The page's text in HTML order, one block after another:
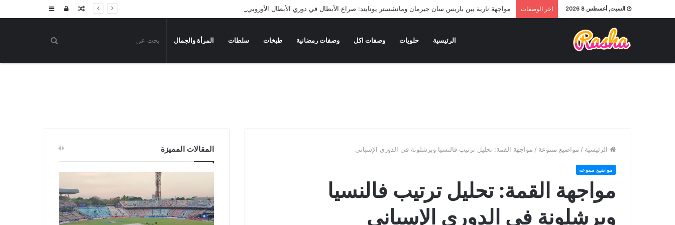
السبت, أغسطس 8 2026 اخر الوصفات مواجهة نارية بين باريس سان جيرمان ومانشستر يونايتد: صراع الأبطال في دوري الأبطال الأوروبي إضافةتسجيلمقال
الرئيسية حلويات وصفات اكل وصفات رمضانية طبخات سلطات المرأة والجمال
الرئيسية / مواضيع متنوعة / مواجهة القمة: تحليل ترتيب فالنسيا وبرشلونة في الدوري الإسباني
مواضيع متنوعة
مواجهة القمة: تحليل ترتيب فالنسيا
وبرشلونة في الدوري الإسباني
المقالات المميزة